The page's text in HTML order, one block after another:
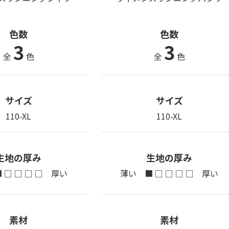
色数
全 3 色
サイズ
110-XL
地の厚み
□ □ □ □ 厚い
素材
色数
全 3 色
サイズ
110-XL
生地の厚み
薄い ■ □ □ □ □ 厚い
素材